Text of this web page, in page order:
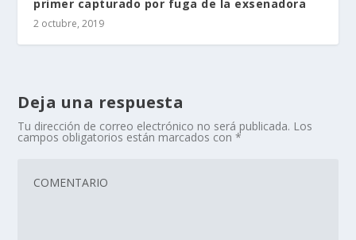
primer capturado por fuga de la exsenadora
2 octubre, 2019
Deja una respuesta
Tu dirección de correo electrónico no será publicada. Los
campos obligatorios están marcados con*